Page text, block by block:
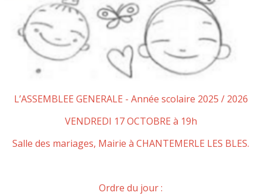
L’ASSEMBLEE GENERALE - Année scolaire 2025 / 2026
VENDREDI 17 OCTOBRE à 19h
Salle des mariages, Mairie à CHANTEMERLE LES BLES.
Ordre du jour :